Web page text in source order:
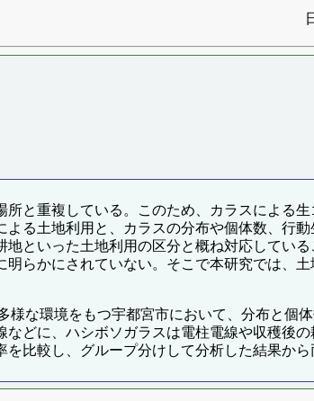
と重複している。このため、カラスによる
る土地利用と、カラスの分布や個体数、行
といった土地利用の区分と概ね対応してい
らかにされていない。そこで本研究では、
な環境をもつ宇都宮市において、分布と個
どに、ハシボソガラスは電柱電線や収穫後
比較し、グループ分けして分析した結果か